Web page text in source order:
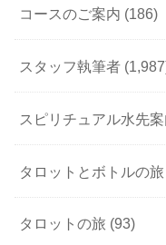
コースのご案内 (186)
スタッフ執筆者
スピリチュアル水先
タロットとボトルの旅
タロットの旅 (93)